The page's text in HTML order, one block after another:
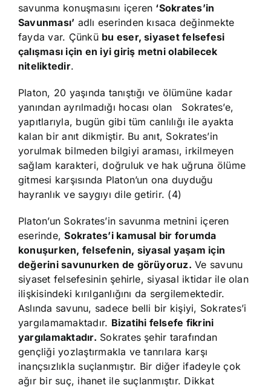
savunma konuşmasını içeren ‘Sokrates’in
Savunması’ adlı eserinden kısaca değinmekte
fayda var. Çünkü bu eser, siyaset felsefesi
çalışması için en iyi giriş metni olabilecek
niteliktedir.
Platon, 20 yaşında tanıştığı ve ölümüne kadar
yanından ayrılmadığı hocası olan Sokrates’e,
yapıtlarıyla, bugün gibi tüm canlılığı ile ayakta
kalan bir anıt dikmiştir. Bu anıt, Sokrates’in
yorulmak bilmeden bilgiyi araması, irkilmeyen
sağlam karakteri, doğruluk ve hak uğruna ölüme
gitmesi karşısında Platon’un ona duyduğu
hayranlık ve saygıyı dile getirir. (4)
Platon’un Sokrates’in savunma metnini içeren
eserinde,Sokrates’i kamusal bir forumda
konuşurken, felsefenin, siyasal yaşam için
değerini savunurken de görüyoruz. Ve savunu
siyaset felsefesinin şehirle, siyasal iktidar ile olan
ilişkisindeki kırılganlığını da sergilemektedir.
Aslında savunu, sadece belli bir kişiyi, Sokrates’i
yargılamamaktadır. Bizatihi felsefe fikrini
yargılamaktadır. Sokrates şehir tarafından
gençliği yozlaştırmakla ve tanrılara karşı
inançsızlıkla suçlanmıştır. Bir diğer ifadeyle çok
ağır bir suç, ihanet ile suçlanmıştır. Dikkat